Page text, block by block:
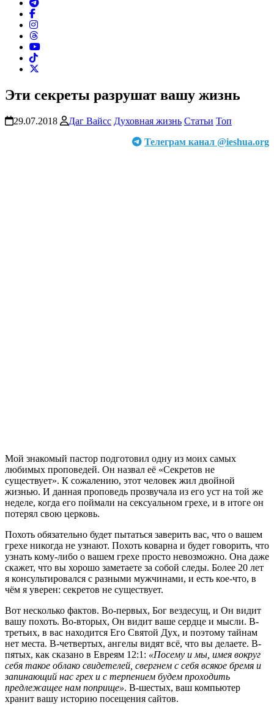
Эти секреты разрушат вашу жизнь
29.07.2018 Даг Вайсс Духовная жизнь Статьи Топ
Телеграм канал @ieshua.org
Мой знакомый пастор подготовил одну из моих самых
любимых проповедей. Он назвал её «Секретов не
существует». К сожалению, этот человек жил двойной
жизнью. И данная проповедь прозвучала из его уст на той же
неделе, когда его поймали на сексуальном грехе, и в итоге он
потерял свою церковь.
Похоть обязательно будет пытаться заверить вас, что о вашем
грехе никогда не узнают. Похоть коварна и будет говорить, что
узнать кому-либо о вашем грехе просто невозможно. Она даже
скажет, что вы хорошо заметаете за собой следы. Более 20 лет
я консультировался с разными мужчинами, и есть кое-что, в
чём я уверен: секретов не существует.
Вот несколько фактов. Во-первых, Бог вездесущ, и Он видит
вашу похоть. Во-вторых, Он видит ваше сердце и мысли. В-
третьих, в вас находится Его Святой Дух, и поэтому тайнам
нет места. В-четвертых, ангелы видят всё, что вы делаете. В-
пятых, как сказано в Евреям 12:1: «Посему и мы, имея вокруг
себя такое облако свидетелей, свергнем с себя всякое бремя и
запинающий нас грех и с терпением будем проходить
предлежащее нам поприще». В-шестых, ваш компьютер
хранит вашу историю посещения сайтов.